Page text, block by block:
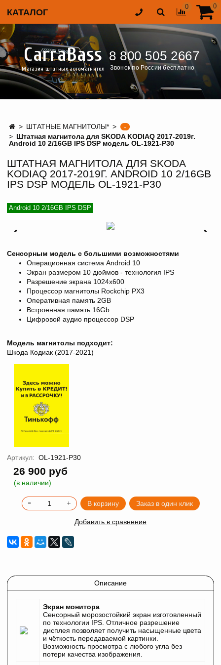
КАТАЛОГ
0 0
CarraBass
Магазин штатных автомагнитол
8 800 505 2667
Звонок по России бесплатно
ШТАТНЫЕ МАГНИТОЛЫ*
-
Штатная магнитола для SKODA KODIAQ 2017-2019г.
Android 10 2/16GB IPS DSP модель OL-1921-P30
ШТАТНАЯ МАГНИТОЛА ДЛЯ SKODA
KODIAQ 2017-2019Г. ANDROID 10 2/16GB
IPS DSP МОДЕЛЬ OL-1921-P30
Android 10 2/16GB IPS DSP
Сенсорным модель с большими возможностями
Операционная система Android 10
Экран размером 10 дюймов - технология IPS
Разрешение экрана 1024х600
Процессор магнитолы Rockchip PX3
Оперативная память 2GB
Встроенная память 16Gb
Цифровой аудио процессор DSP
Модель магнитолы подходит:
Шкода Кодиак (2017-2021)
Артикул: OL-1921-P30
26 900 руб
(в наличии)
В корзину Заказ в один клик
Добавить в сравнение
Описание
Экран монитора
Сенсорный морозостойкий экран изготовленный
по технологии IPS. Отличное разрешение
дисплея позволяет получить насыщенные цвета
и чёткость передаваемой картинки.
Возможность просмотра с любого угла без
потери качества изображения.